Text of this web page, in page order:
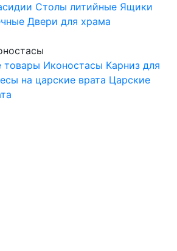
Столы литийные Ящики
Двери для храма
товары Иконостасы Карниз для
на царские врата Царские